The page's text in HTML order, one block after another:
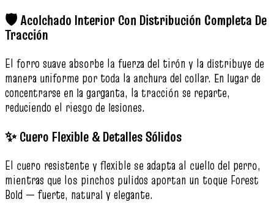
🛡️ Acolchado Interior Con Distribución Completa De
Tracción
El forro suave absorbe la fuerza del tirón y la distribuye de
manera uniforme por toda la anchura del collar. En lugar de
concentrarse en la garganta, la tracción se reparte,
reduciendo el riesgo de lesiones.
✨ Cuero Flexible & Detalles Sólidos
El cuero resistente y flexible se adapta al cuello del perro,
mientras que los pinchos pulidos aportan un toque Forest
Bold — fuerte, natural y elegante.